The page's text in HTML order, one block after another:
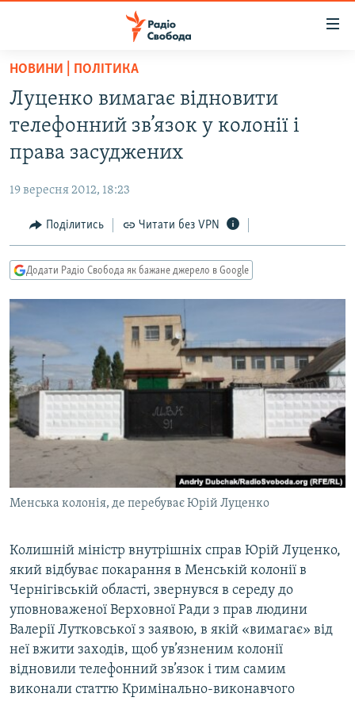
Перейти
основного
матеріалу
Перейти
до
основної
навігації
Перейти
до
пошуку
ВСЕ ЗА ДОБУ
СТАТТІ
ЕКОНОМІКА
СУСПІЛЬСТВО
СВІТ
РОСІЙСЬКА «ФІЛЬТРАЦІЯ»
ДОНБАС.РЕАЛІЇ
ТИ ЯК?
СХЕМИ
КИТАЙ.ВИКЛИКИ
МУЛЬТИМЕДІА
ФОТО
СПЕЦПРОЄКТИ
ПОДКАСТИ
КРИМ РЕАЛІЇ
УКР
КТАТ
НОВИНИ | ПОЛІТИКА
Луценко вимагає відновити
телефонний зв’язок у колонії і
права засуджених
19 вересня 2012, 18:23
Поділитись Читати без VPN
Додати Радіо Свобода як бажане джерело в Google
Менська колонія, де перебуває Юрій Луценко
Колишній міністр внутрішніх справ Юрій Луценко,
який відбуває покарання в Менській колонії в
Чернігівській області, звернувся в середу до
уповноваженої Верховної Ради з прав людини
Валерії Лутковської з заявою, в якій «вимагає» від
неї вжити заходів, щоб ув’язненим колонії
відновили телефонний зв’язок і тим самим
виконали статтю Кримінально-виконавчого